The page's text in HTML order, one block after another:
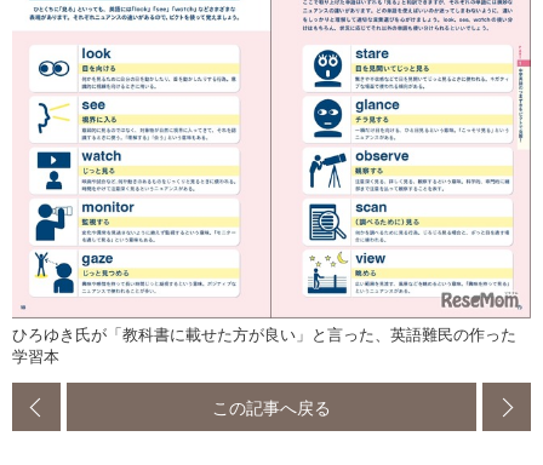
ひろゆき氏が「教科書に載せた方が良い」と言った、英語難民の作った
学習本
この記事へ戻る